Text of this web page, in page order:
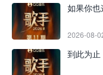
如果你
2026-08-
到此为